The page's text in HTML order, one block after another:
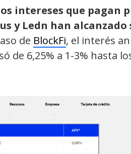
intereses que pagan
y Ledn han
de BlockFi, el interés
de 6,25% a 1-3% hasta